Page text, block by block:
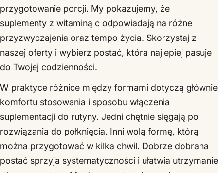
przygotowanie porcji. My pokazujemy, że
suplementy z witaminą c odpowiadają na różne
przyzwyczajenia oraz tempo życia. Skorzystaj z
naszej oferty i wybierz postać, która najlepiej pasuje
do Twojej codzienności.
W praktyce różnice między formami dotyczą głównie
komfortu stosowania i sposobu włączenia
suplementacji do rutyny. Jedni chętnie sięgają po
rozwiązania do połknięcia. Inni wolą formę, którą
można przygotować w kilka chwil. Dobrze dobrana
postać sprzyja systematyczności i ułatwia utrzymanie